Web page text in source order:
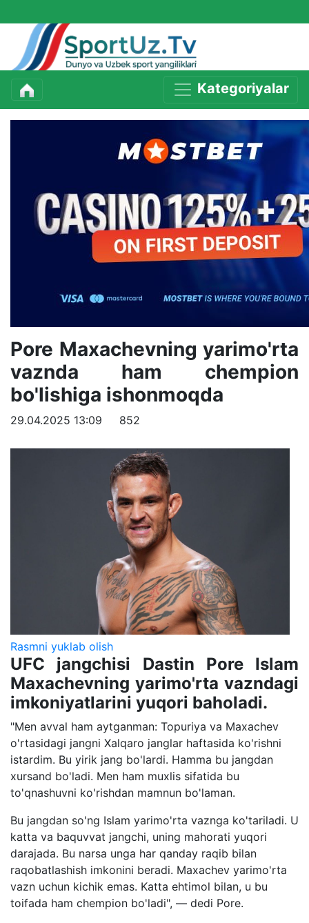
Kategoriyalar
Pore Maxachevning yarimo'rta
vaznda ham chempion
bo'lishiga ishonmoqda
29.04.2025 13:09 852
Rasmni yuklab olish
UFC jangchisi Dastin Pore Islam
Maxachevning yarimo'rta vazndagi
imkoniyatlarini yuqori baholadi.
"Men avval ham aytganman: Topuriya va Maxachev
o'rtasidagi jangni Xalqaro janglar haftasida ko'rishni
istardim. Bu yirik jang bo'lardi. Hamma bu jangdan
xursand bo'ladi. Men ham muxlis sifatida bu
to'qnashuvni ko'rishdan mamnun bo'laman.
Bu jangdan so'ng Islam yarimo'rta vaznga ko'tariladi. U
katta va baquvvat jangchi, uning mahorati yuqori
darajada. Bu narsa unga har qanday raqib bilan
raqobatlashish imkonini beradi. Maxachev yarimo'rta
vazn uchun kichik emas. Katta ehtimol bilan, u bu
toifada ham chempion bo'ladi", — dedi Pore.